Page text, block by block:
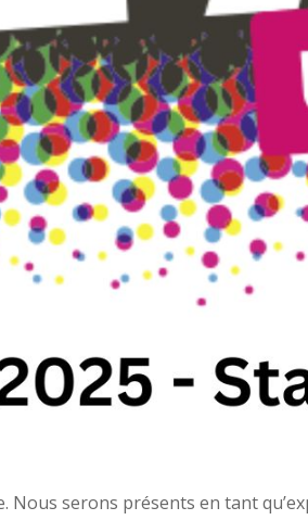
Nous serons présents en tant